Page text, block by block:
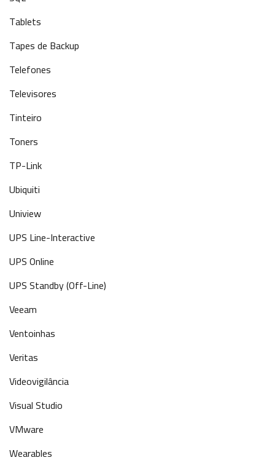
Tablets
Tapes de Backup
Telefones
Televisores
Tinteiro
Toners
TP-Link
Ubiquiti
Uniview
UPS Line-Interactive
UPS Online
UPS Standby (Off-Line)
Veeam
Ventoinhas
Veritas
Videovigilância
Visual Studio
VMware
Wearables